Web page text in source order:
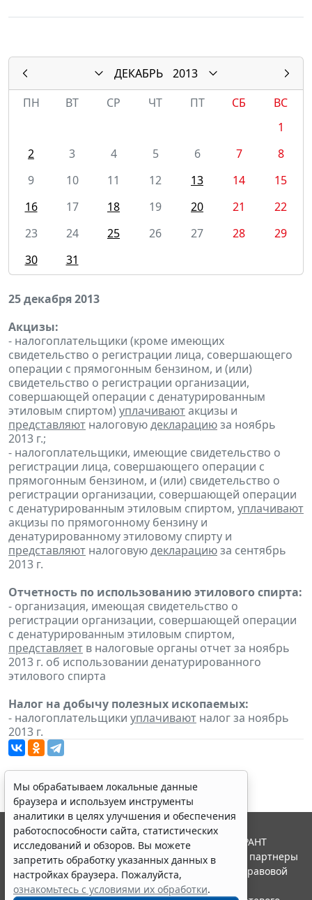
ДЕКАБРЬ
2013
ПН
ВТ СР ЧТ ПТ СБ
ВС
1
2
3 4 5 6 7
8
9
10 11 12 13 14
15
16
17 18 19 20 21
22
23
24 25 26 27 28
29
30
31
25 декабря 2013
Акцизы:
- налогоплательщики (кроме имеющих
свидетельство о регистрации лица, совершающего
операции с прямогонным бензином, и (или)
свидетельство о регистрации организации,
совершающей операции с денатурированным
этиловым спиртом) уплачиваютакцизы и
представляют налоговуюдекларациюза ноябрь
2013 г.;
- налогоплательщики, имеющие свидетельство о
регистрации лица, совершающего операции с
прямогонным бензином, и (или) свидетельство о
регистрации организации, совершающей операции
с денатурированным этиловым спиртом, уплачивают
акцизы по прямогонному бензину и
денатурированному этиловому спирту и
представляют налоговуюдекларациюза сентябрь
2013 г.
Отчетность по использованию этилового спирта:
- организация, имеющая свидетельство о
регистрации организации, совершающей операции
с денатурированным этиловым спиртом,
представляет в налоговые органы отчет за ноябрь
2013 г. об использовании денатурированного
этилового спирта
Налог на добычу полезных ископаемых:
- налогоплательщики уплачивают налог за ноябрь
2013 г.
Мы обрабатываем локальные данные
браузера и используем инструменты
аналитики в целях улучшения и обеспечения
работоспособности сайта, статистических
исследований и обзоров. Вы можете
запретить обработку указанных данных в
настройках браузера. Пожалуйста,
ознакомьтесь с условиями их обработки.
© ООО "НПП "ГАРАНТ-СЕРВИС", 2026. Система ГАРАНТ
выпускается с 1990 года. Компания "Гарант" и ее партнеры
являются участниками Российской ассоциации правовой
информации ГАРАНТ.